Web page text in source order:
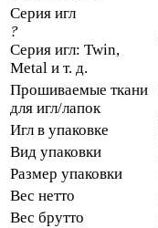
Серия игл
?
Серия игл: Twin,
Metal и т. д.
Прошиваемые ткани
для игл/лапок
Игл в упаковке
Вид упаковки
Размер упаковки
Вес нетто
Вес брутто